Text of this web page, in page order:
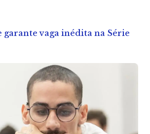
garante vaga inédita na Série